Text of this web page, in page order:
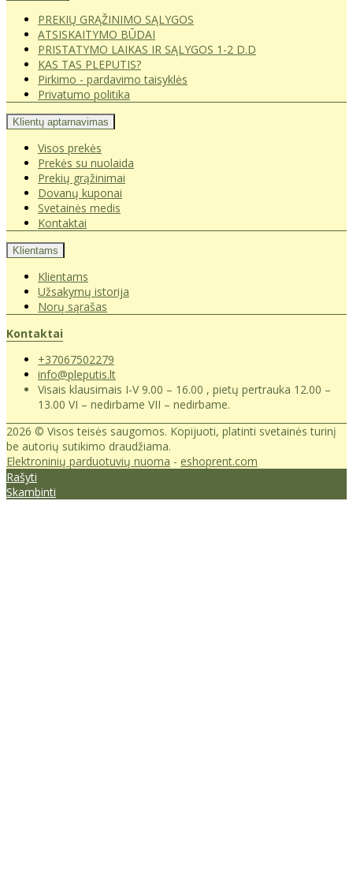
PREKIŲ GRĄŽINIMO SĄLYGOS
ATSISKAITYMO BŪDAI
PRISTATYMO LAIKAS IR SĄLYGOS 1-2 D.D
KAS TAS PLEPUTIS?
Pirkimo - pardavimo taisyklės
Privatumo politika
Klientų aptarnavimas
Visos prekės
Prekės su nuolaida
Prekių grąžinimai
Dovanų kuponai
Svetainės medis
Kontaktai
Klientams
Klientams
Užsakymų istorija
Norų sąrašas
Kontaktai
+37067502279
info@pleputis.lt
Visais klausimais I-V 9.00 – 16.00 , pietų pertrauka 12.00 –
13.00 VI – nedirbame VII – nedirbame.
2026 © Visos teisės saugomos. Kopijuoti, platinti svetainės turinį
be autorių sutikimo draudžiama.
Elektroninių parduotuvių nuoma - eshoprent.com
Rašyti
Skambinti